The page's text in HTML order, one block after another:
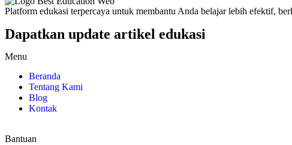
Platform edukasi terpercaya untuk membantu Anda belajar lebih efektif,
Dapatkan update artikel edukasi
Menu
Beranda
Tentang Kami
Blog
Kontak
Bantuan